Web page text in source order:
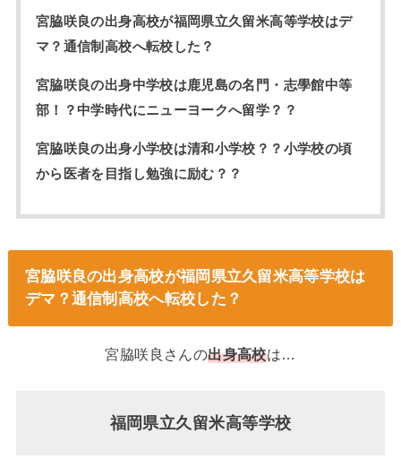
宮脇咲良の出身高校が福岡県立久留米高等学校はデ
マ？通信制高校へ転校した？
宮脇咲良の出身中学校は鹿児島の名門・志學館中等
部！？中学時代にニューヨークへ留学？？
宮脇咲良の出身小学校は清和小学校？？小学校の頃
から医者を目指し勉強に励む？？
宮脇咲良の出身高校が福岡県立久留米高等学校は
デマ？通信制高校へ転校した？
宮脇咲良さんの出身高校は…
福岡県立久留米高等学校